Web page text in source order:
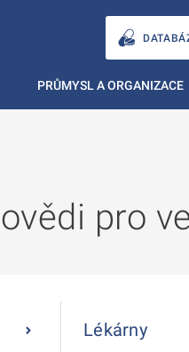
PRŮMYSL A ORGANIZACE
pro
Lékárny